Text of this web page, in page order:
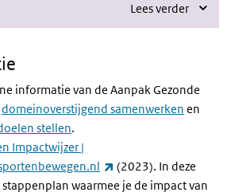
Lees verder
informatie van de Aanpak Gezonde
domeinoverstijgend samenwerken en
stellen.
Impactwijzer |
(externe link)
(2023). In deze
waarmee je de impact van